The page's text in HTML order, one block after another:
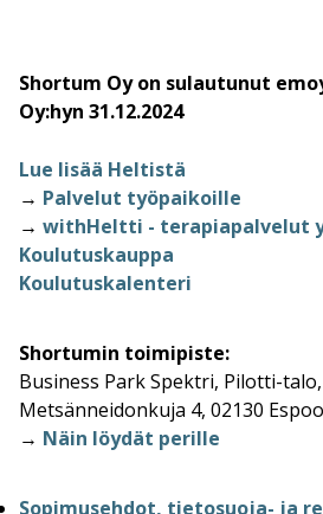
Shortum Oy on sulautunut
Oy:hyn 31.12.2024
Lue lisää Heltistä
→ Palvelut työpaikoille
→ withHeltti - terapiapalvelut
Koulutuskauppa
Koulutuskalenteri
Shortumin toimipiste:
Business Park Spektri, Pilotti-talo,
Metsänneidonkuja 4, 02130 Espoo
→ Näin löydät perille
Sopimusehdot, tietosuoja- ja